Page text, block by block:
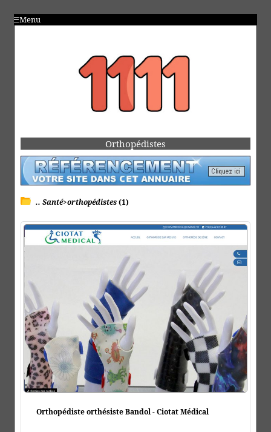
Menu
Orthopédistes
.. Santé>orthopédistes(1)
Orthopédiste orthésiste Bandol - Ciotat Médical